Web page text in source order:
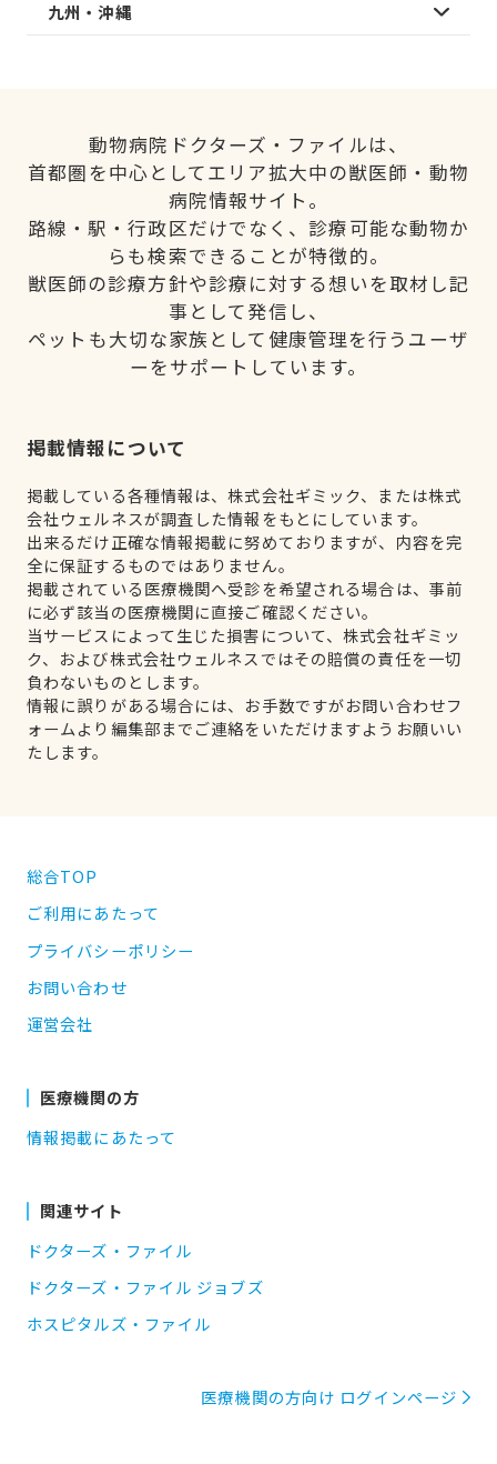
九州・沖縄
動物病院ドクターズ・ファイルは、
首都圏を中心としてエリア拡大中の獣医師・動物
病院情報サイト。
路線・駅・行政区だけでなく、診療可能な動物か
らも検索できることが特徴的。
獣医師の診療方針や診療に対する想いを取材し記
事として発信し、
ペットも大切な家族として健康管理を行うユーザ
ーをサポートしています。
掲載情報について
掲載している各種情報は、株式会社ギミック、または株式
会社ウェルネスが調査した情報をもとにしています。
出来るだけ正確な情報掲載に努めておりますが、内容を完
全に保証するものではありません。
掲載されている医療機関へ受診を希望される場合は、事前
に必ず該当の医療機関に直接ご確認ください。
当サービスによって生じた損害について、株式会社ギミッ
ク、および株式会社ウェルネスではその賠償の責任を一切
負わないものとします。
情報に誤りがある場合には、お手数ですがお問い合わせフ
ォームより編集部までご連絡をいただけますようお願いい
たします。
総合TOP
ご利用にあたって
プライバシーポリシー
お問い合わせ
運営会社
医療機関の方
情報掲載にあたって
関連サイト
ドクターズ・ファイル
ドクターズ・ファイル ジョブズ
ホスピタルズ・ファイル
医療機関の方向け ログインページ